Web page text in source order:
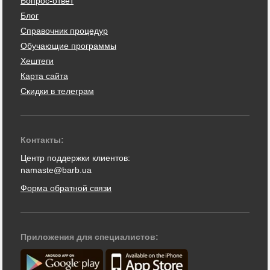
Блог
Справочник процедур
Обучающие программы
Хештеги
Карта сайта
Скидки в телеграм
Контакты:
Центр поддержки клиентов:
namaste@barb.ua
Форма обратной связи
Приложения для специалистов: